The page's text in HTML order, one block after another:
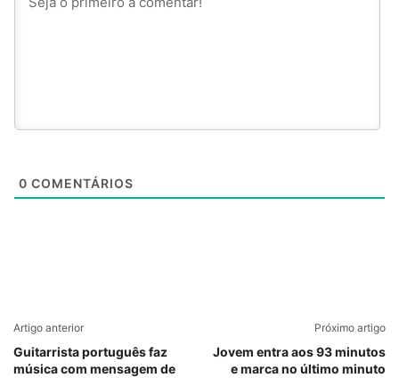
0 COMENTÁRIOS
Artigo anterior
Guitarrista português faz
música com mensagem de
Próximo artigo
Jovem entra aos 93 minutos
e marca no último minuto